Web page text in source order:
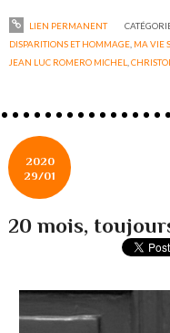
LIEN PERMANENT
DISPARITIONS ET HOMMAGE MA VIE
JEAN LUC ROMERO MICHEL ,
2020
29/01
20 mois,